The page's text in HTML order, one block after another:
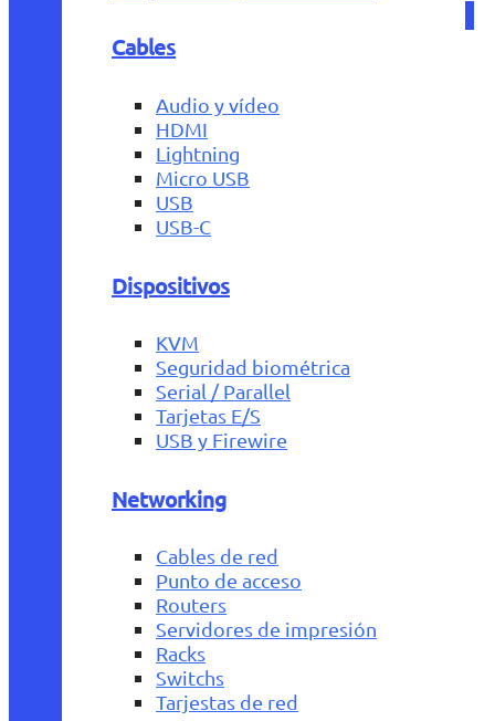
Cables
Audio y vídeo
HDMI
Lightning
Micro USB
USB
USB-C
Dispositivos
KVM
Seguridad biométrica
Serial / Parallel
Tarjetas E/S
USB y Firewire
Networking
Cables de red
Punto de acceso
Routers
Servidores de impresión
Racks
Switchs
Tarjestas de red